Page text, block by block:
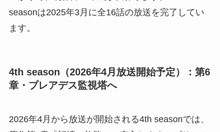
seasonは2025年3月に全16話の放送を完了してい
ます。
4th season（2026年4月放送開始予定）：第6
章・プレアデス監視塔へ
2026年4月から放送が開始される4th seasonでは、